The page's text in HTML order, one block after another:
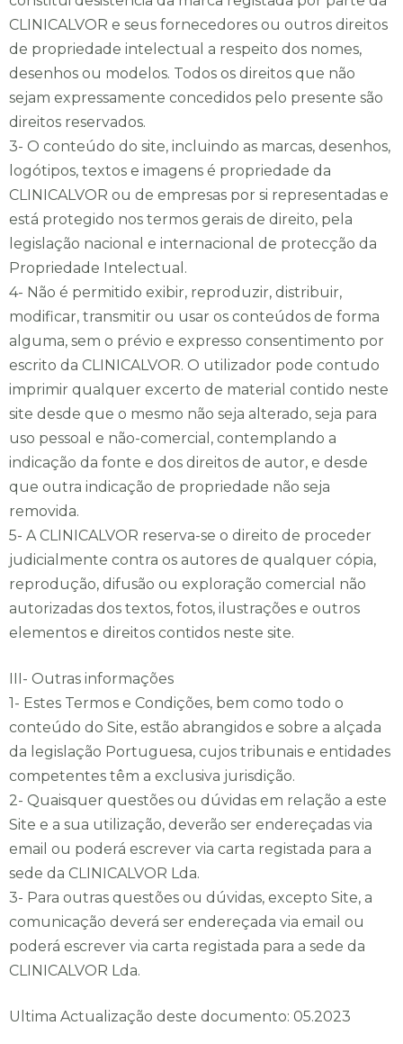
CLINICALVOR e seus fornecedores ou outros direitos
de propriedade intelectual a respeito dos nomes,
desenhos ou modelos. Todos os direitos que não
sejam expressamente concedidos pelo presente são
direitos reservados.
3- O conteúdo do site, incluindo as marcas, desenhos,
logótipos, textos e imagens é propriedade da
CLINICALVOR ou de empresas por si representadas e
está protegido nos termos gerais de direito, pela
legislação nacional e internacional de protecção da
Propriedade Intelectual.
4- Não é permitido exibir, reproduzir, distribuir,
modificar, transmitir ou usar os conteúdos de forma
alguma, sem o prévio e expresso consentimento por
escrito da CLINICALVOR. O utilizador pode contudo
imprimir qualquer excerto de material contido neste
site desde que o mesmo não seja alterado, seja para
uso pessoal e não-comercial, contemplando a
indicação da fonte e dos direitos de autor, e desde
que outra indicação de propriedade não seja
removida.
5- A CLINICALVOR reserva-se o direito de proceder
judicialmente contra os autores de qualquer cópia,
reprodução, difusão ou exploração comercial não
autorizadas dos textos, fotos, ilustrações e outros
elementos e direitos contidos neste site.
III- Outras informações
1- Estes Termos e Condições, bem como todo o
conteúdo do Site, estão abrangidos e sobre a alçada
da legislação Portuguesa, cujos tribunais e entidades
competentes têm a exclusiva jurisdição.
2- Quaisquer questões ou dúvidas em relação a este
Site e a sua utilização, deverão ser endereçadas via
email ou poderá escrever via carta registada para a
sede da CLINICALVOR Lda.
3- Para outras questões ou dúvidas, excepto Site, a
comunicação deverá ser endereçada via email ou
poderá escrever via carta registada para a sede da
CLINICALVOR Lda.
Ultima Actualização deste documento: 05.2023